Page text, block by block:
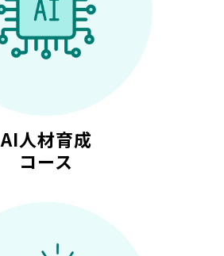
AI人材育成
コース